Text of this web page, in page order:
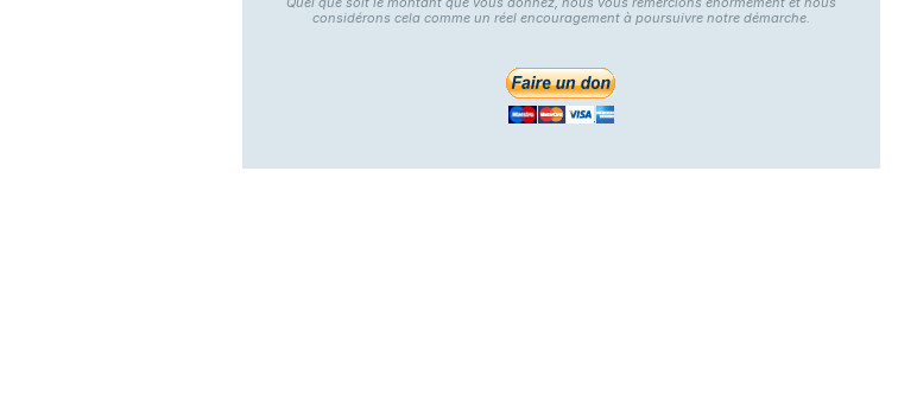
considérons cela comme un réel encouragement à poursuivre notre démarche.